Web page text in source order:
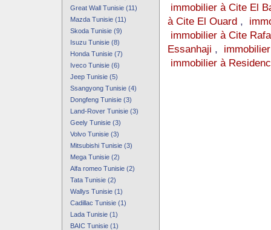
Great Wall Tunisie (11)
Mazda Tunisie (11)
Skoda Tunisie (9)
Isuzu Tunisie (8)
Honda Tunisie (7)
Iveco Tunisie (6)
Jeep Tunisie (5)
Ssangyong Tunisie (4)
Dongfeng Tunisie (3)
Land-Rover Tunisie (3)
Geely Tunisie (3)
Volvo Tunisie (3)
Mitsubishi Tunisie (3)
Mega Tunisie (2)
Alfa romeo Tunisie (2)
Tata Tunisie (2)
Wallys Tunisie (1)
Cadillac Tunisie (1)
Lada Tunisie (1)
BAIC Tunisie (1)
immobilier à Cite El
à Cite El Ouard,
immobilier à Cite
Essanhaji ,
immobilier à